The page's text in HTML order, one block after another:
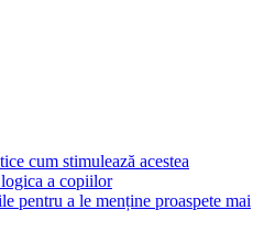
cum stimulează acestea
a copiilor
pentru a le menține proaspete mai